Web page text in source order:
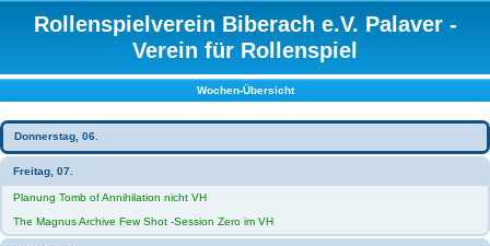
Rollenspielverein Biberach e.V. Palaver -
Verein für Rollenspiel
Wochen-Übersicht
Donnerstag, 06.
Freitag, 07.
Planung Tomb of Annihilation nicht VH
The Magnus Archive Few Shot -Session Zero im VH